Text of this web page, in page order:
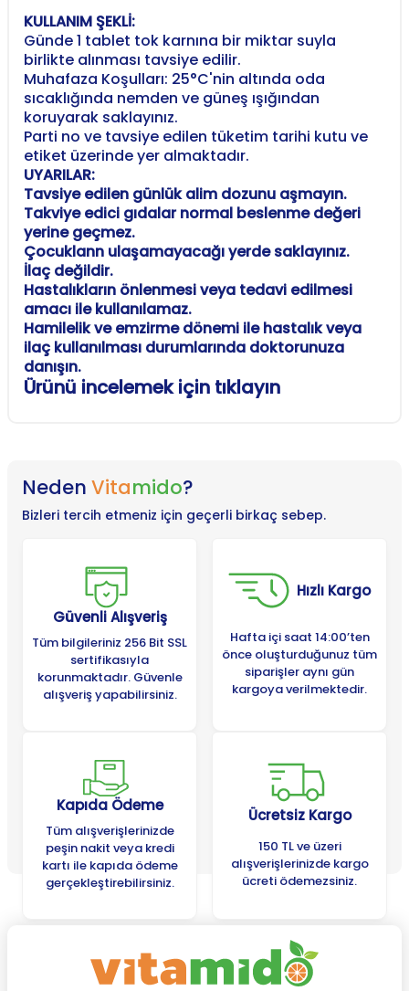
KULLANIM ŞEKLİ:
Günde 1 tablet tok karnına bir miktar suyla
birlikte alınması tavsiye edilir.
Muhafaza Koşulları: 25°C'nin altında oda
sıcaklığında nemden ve güneş ışığından
koruyarak saklayınız.
Parti no ve tavsiye edilen tüketim tarihi kutu ve
etiket üzerinde yer almaktadır.
UYARILAR:
Tavsiye edilen günlük alim dozunu aşmayın.
Takviye edici gıdalar normal beslenme değeri
yerine geçmez.
Çocuklann ulaşamayacağı yerde saklayınız.
İlaç değildir.
Hastalıkların önlenmesi veya tedavi edilmesi
amacı ile kullanılamaz.
Hamilelik ve emzirme dönemi ile hastalık veya
ilaç kullanılması durumlarında doktorunuza
danışın.
Ürünü incelemek için tıklayın
Neden Vitamido?
Bizleri tercih etmeniz için geçerli birkaç sebep.
Güvenli Alışveriş
Tüm bilgileriniz 256 Bit SSL
sertifikasıyla
korunmaktadır. Güvenle
alışveriş yapabilirsiniz.
Hızlı Kargo
Hafta içi saat 14:00’ten
önce oluşturduğunuz tüm
siparişler aynı gün
kargoya verilmektedir.
Kapıda Ödeme
Tüm alışverişlerinizde
peşin nakit veya kredi
kartı ile kapıda ödeme
gerçekleştirebilirsiniz.
Ücretsiz Kargo
150 TL ve üzeri
alışverişlerinizde kargo
ücreti ödemezsiniz.